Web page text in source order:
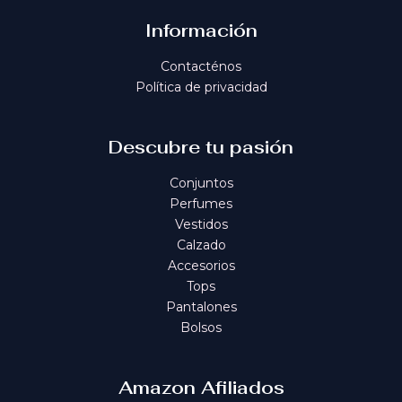
Información
Contacténos
Política de privacidad
Descubre tu pasión
Conjuntos
Perfumes
Vestidos
Calzado
Accesorios
Tops
Pantalones
Bolsos
Amazon Afiliados